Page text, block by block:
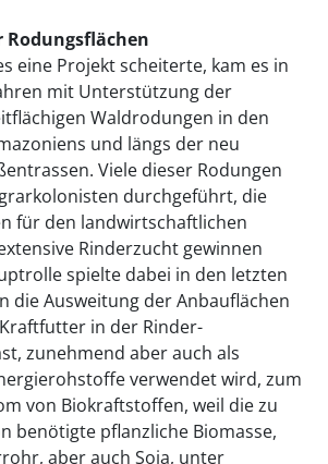
eine Projekt scheiterte, kam es in
mit Unterstützung der
Waldrodungen in den
und längs der neu
Viele dieser Rodungen
durchgeführt, die
für den landwirtschaftlichen
Rinderzucht gewinnen
spielte dabei in den letzten
die Ausweitung der Anbauflächen
in der Rinder-
zunehmend aber auch als
verwendet wird, zum
von Biokraftstoffen, weil die zu
benötigte pflanzliche Biomasse,
aber auch Soja, unter